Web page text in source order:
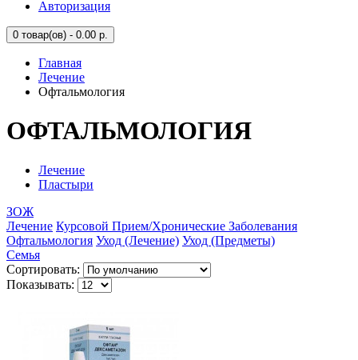
Авторизация
0 товар(ов) - 0.00 р.
Главная
Лечение
Офтальмология
ОФТАЛЬМОЛОГИЯ
Лечение
Пластыри
ЗОЖ
Лечение Курсовой Прием/Хронические Заболевания
Офтальмология Уход (Лечение) Уход (Предметы)
Семья
Сортировать:
Показывать: